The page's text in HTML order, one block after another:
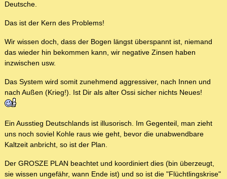
Deutsche.
Das ist der Kern des Problems!
Wir wissen doch, dass der Bogen längst überspannt ist, niemand
das wieder hin bekommen kann, wir negative Zinsen haben
inzwischen usw.
Das System wird somit zunehmend aggressiver, nach Innen und
nach Außen (Krieg!). Ist Dir als alter Ossi sicher nichts Neues!
Ein Ausstieg Deutschlands ist illusorisch. Im Gegenteil, man zieht
uns noch soviel Kohle raus wie geht, bevor die unabwendbare
Kaltzeit anbricht, so ist der Plan.
Der GROSZE PLAN beachtet und koordiniert dies (bin überzeugt,
sie wissen ungefähr, wann Ende ist) und so ist die "Flüchtlingskrise"